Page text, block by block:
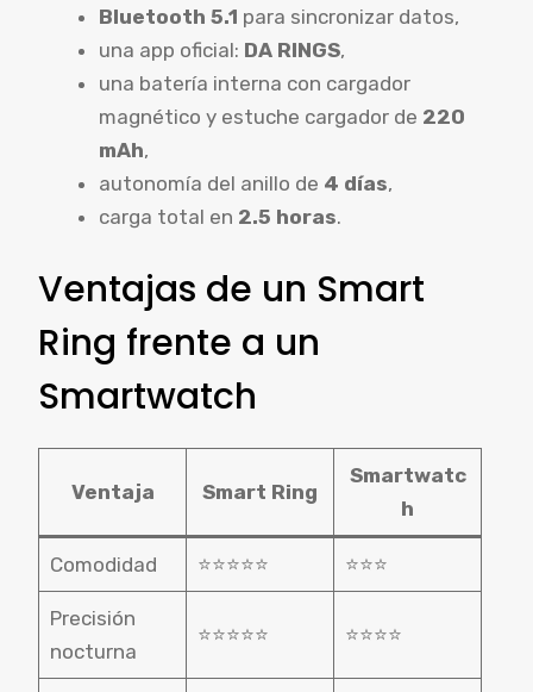
Bluetooth 5.1 para sincronizar datos,
una app oficial: DA RINGS,
una batería interna con cargador
magnético y estuche cargador de 220
mAh,
autonomía del anillo de 4 días,
carga total en 2.5 horas.
Ventajas de un Smart
Ring frente a un
Smartwatch
Ventaja Smart Ring
Smartwatc
h
Comodidad ⭐⭐⭐⭐⭐ ⭐⭐⭐
Precisión
nocturna
⭐⭐⭐⭐⭐ ⭐⭐⭐⭐